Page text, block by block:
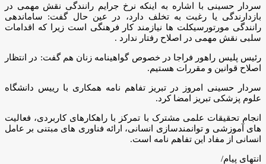
سردار حسینی با اشاره به اینکه نرخ جرایم رانندگی نقش مهمی در
بازدارندگی یا رغبت به تخلف دارد، در عین حال گفت: ساماندهی
رانندگی مورتورسیکلت ها نیازمند کار فرهنگی است زیرا که اقدامات
سلبی نقش مهمی در اصلاح رفتار ندارد .
رئیس پلیس راهور فراجا در خصوص گواهینامه زنان هم گفت: در انتظار
اصلاح قوانین و مقررات هستیم.
سردار حسینی امروز در تبریز تفاهم نامه همکاری با رییس دانشگاه
علوم پزشکی تبریز امضا کرد.
انجام تحقیقات علمی مشترک با تمرکز با راهکارهای کاربردی، فعالیت
های آموزشی و توانمندسازی انسانی، ارائه فناوری های مبتنی بر عامل
انسانی از مفاد این تفاهم نامه است.
انتهای پیام/